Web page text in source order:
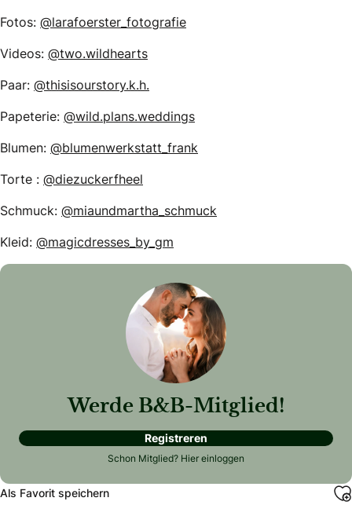
Fotos: @larafoerster_fotografie
Videos: @two.wildhearts
Paar: @thisisourstory.k.h.
Papeterie: @wild.plans.weddings
Blumen: @blumenwerkstatt_frank
Torte : @diezuckerfheel
Schmuck: @miaundmartha_schmuck
Kleid: @magicdresses_by_gm
Werde B&B-Mitglied!
Registreren
Schon Mitglied? Hier einloggen
Als Favorit speichern